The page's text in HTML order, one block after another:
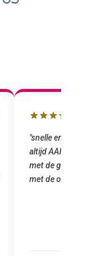
"snelle en
altijd AAN (:
met de grote
met de